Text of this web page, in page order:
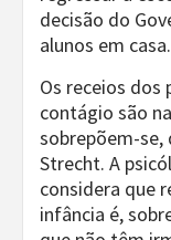
decisão do
alunos em casa.
Os receios dos
contágio são
sobrepõem-se,
Strecht. A
considera que
infância é,